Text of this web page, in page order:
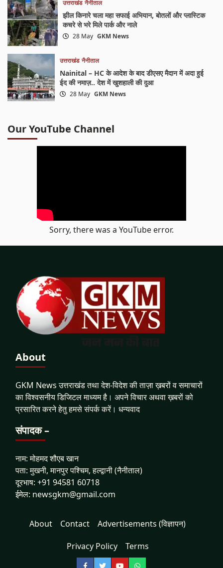
उत्तराखंड नैनीताल
झील किनारे चला महा सफाई अभियान, बोतलों और प्लास्टिक
कचरे से भरे मिले पार्क और नाले
28 May GKM News
उत्तराखंड नैनीताल
Nainital – HC के आदेश के बाद डीएसए मैदान में अदा हुई
ईद की नमाज़.. देश में खुशहाली की दुआ
28 May GKM News
Our YouTube Channel
Sorry, there was a YouTube error.
About
GKM News उत्तराखंड तथा देश-विदेश की ताज़ा ख़बरों व समाचारों
का विश्वसनीय डिजिटल माध्यम है। अपने विचार अथवा ख़बरों को
प्रसारित करने हेतु हमसे संपर्क करें। धन्यवाद
संपादक –
नाम: मोहमद शौएब खान
पता: मुखनी, मानपुर पश्चिम, हल्द्वानी (नैनीताल)
दूरभाष: +91 94581 60718
ईमेल: newsgkm@gmail.com
About Contact Advertisements (विज्ञापन)
Privacy Policy Terms